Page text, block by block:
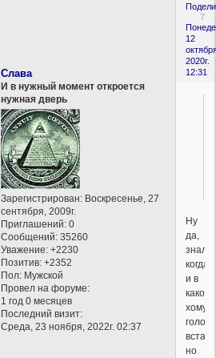
7
12
2020г.
12:31
Слава
И в нужный момент откроется
нужная дверь
Зарегистрирован: Воскресенье, 27
сентября, 2009г.
Приглашений: 0
Сообщений: 35260
Уважение: +2230
Позитив: +2352
Пол: Мужской
Провел на форуме:
1 год 0 месяцев
Последний визит:
Среда, 23 ноября, 2022г. 02:37
Ну
да,
знал
когда
и в
какой
хомут
голову
но